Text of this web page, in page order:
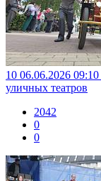
10 06.06.2026 09:10
уличных театров
2042
0
0